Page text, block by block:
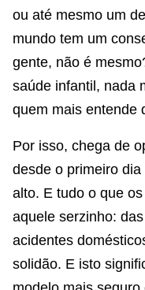
ou até mesmo um
mundo tem um
gente, não é
saúde infantil, nada
quem mais entende
Por isso, chega de
desde o primeiro
alto. E tudo o que
aquele serzinho:
acidentes
solidão. E isto